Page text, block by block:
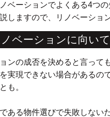
ベーションでよくある4つ
しますので、リノベーショ
ベーションに向い
ンの成否を決めると言って
実現できない場合があるの
も。
ある物件選びで失敗しない